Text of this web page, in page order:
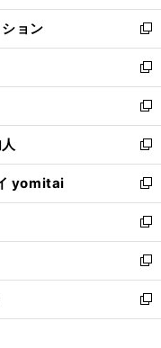
開
く
ウ
で
開
く
ン
ド
ウ
で
開
く
ウ
ィ
ン
ド
ウ
で
開
く
ョン
新
し
い
ウ
ィ
ン
ド
ウ
で
開
く
新
し
い
ウ
ィ
ン
ド
ウ
で
開
く
新
し
い
ウ
ィ
ン
ド
ウ
で
開
く
新
し
い
ウ
ィ
ン
ド
ウ
で
開
yomitai
新
し
い
ウ
ィ
ン
ド
ウ
新
し
い
ウ
ィ
ン
新
し
い
ウ
新
し